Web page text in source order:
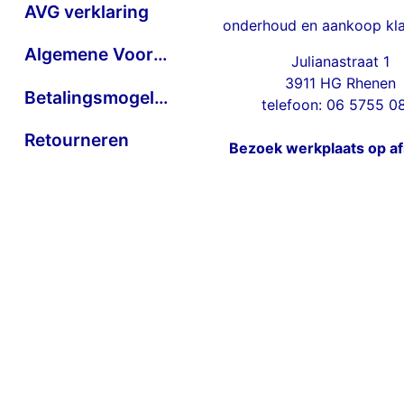
AVG verklaring
Algemene Voorwaarden
Betalingsmogelijkheden
Retourneren
onderhoud en aankoop
Julianastraat 1
3911 HG Rhenen
telefoon: 06 5755
Bezoek werkplaats op